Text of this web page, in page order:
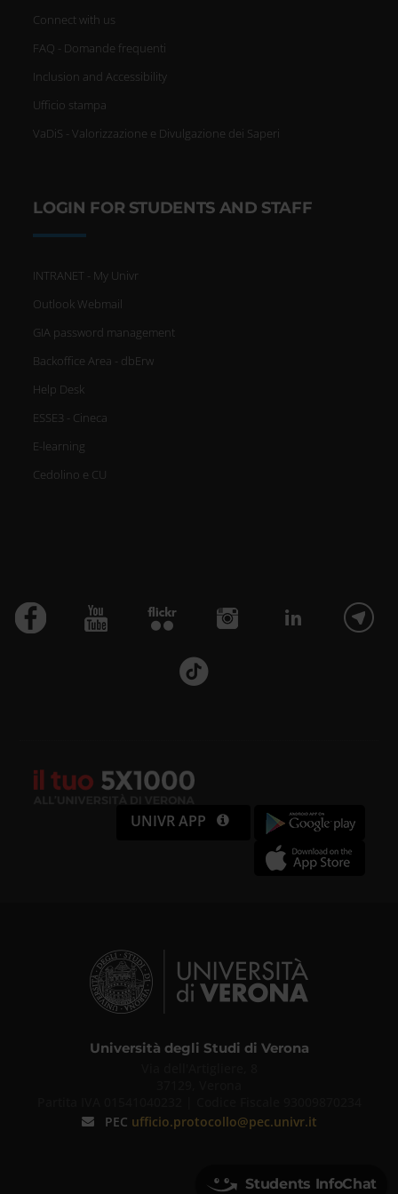
Connect with us
FAQ - Domande frequenti
Inclusion and Accessibility
Ufficio stampa
VaDiS - Valorizzazione e Divulgazione dei Saperi
LOGIN FOR STUDENTS AND STAFF
INTRANET - My Univr
Outlook Webmail
GIA password management
Backoffice Area - dbErw
Help Desk
ESSE3 - Cineca
E-learning
Cedolino e CU
UNIVR APP
Università degli Studi di Verona
PEC ufficio.protocollo@pec.univr.it
Students InfoChat